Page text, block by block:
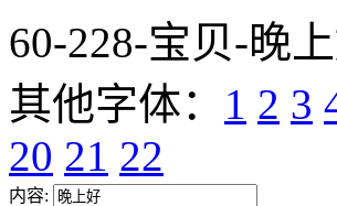
60-228-宝贝-晚
其他字体： 1 2 3
20 21 22
内容: